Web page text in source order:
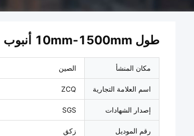
طول 10mm-1500mm أنبوب اختبار الكوارتز النقي نهاية واحدة جولة مختومة
مكان المنشأ الصين
اسم العلامة التجارية ZCQ
إصدار الشهادات SGS
رقم الموديل زكق